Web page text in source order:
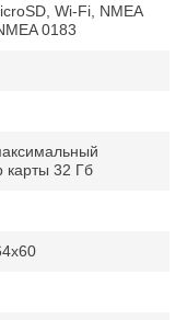
Wi-Fi, NMEA
0183
карты 32 Гб